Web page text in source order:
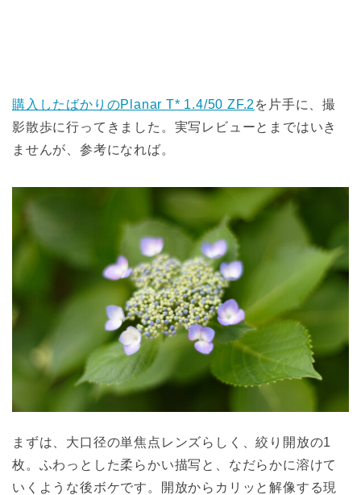
購入したばかりのPlanar T* 1.4/50 ZF.2 を片手に、撮
影散歩に行ってきました。実写レビューとまではいき
ませんが、参考になれば。
まずは、大口径の単焦点レンズらしく、絞り開放の1
枚。ふわっとした柔らかい描写と、なだらかに溶けて
いくような後ボケです。開放からカリッと解像する現